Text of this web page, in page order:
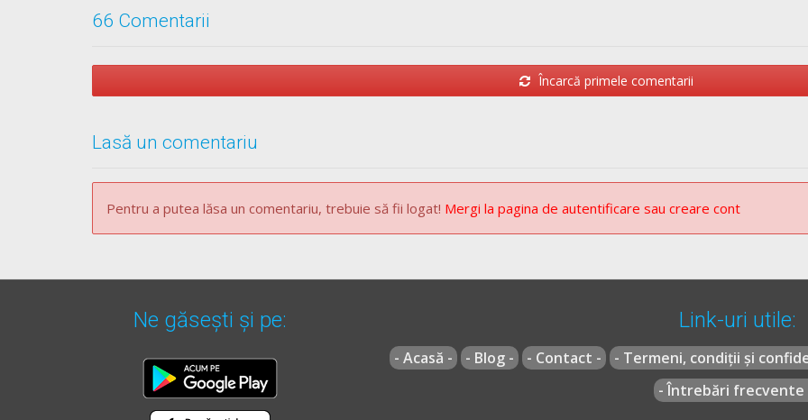
** Regulament =REGULAMENT de aplicare a OUG 195/2002actualizat (Regulamentul codului rutier)
66 Comentarii
Încarcă primele comentarii
Lasă un comentariu
Pentru a putea lăsa un comentariu, trebuie să fii logat! Mergi la pagina de autentificare sau creare cont
Ne găsești și pe: Link-uri utile:
- Acasă - - Blog - - Contact - - Termeni, condiții și
- Întrebări frecvente